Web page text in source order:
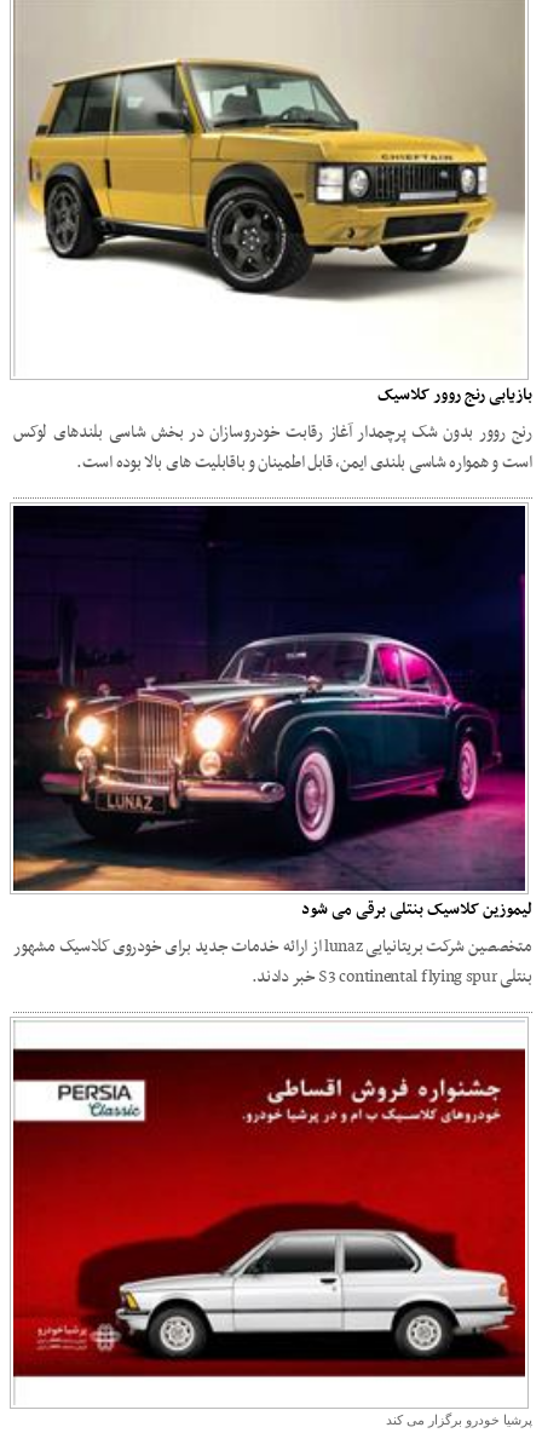
بازیابی رنج روور کلاسیک
رنج روور بدون شک پرچمدار آغاز رقابت خودروسازان در بخش شاسی بلندهای لوکس
است و همواره شاسی بلندی ایمن، قابل اطمینان و باقابلیت های بالا بوده است.
لیموزین کلاسیک بنتلی برقی می شود
متخصصین شرکت بریتانیایی lunaz از ارائه خدمات جدید برای خودروی کلاسیک مشهور
بنتلی S3 continental flying spur خبر دادند.
پرشیا خودرو برگزار می کند